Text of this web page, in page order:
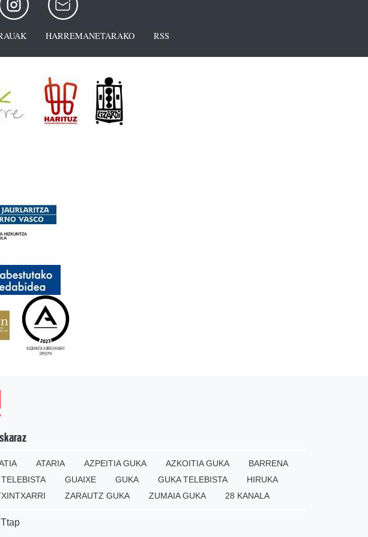
HARREMANETARAKO RSS
ATARIA AZPEITIA GUKA AZKOITIA GUKA
BARRENA
GUAIXE GUKA GUKA TELEBISTA
HIRUKA
ZARAUTZ GUKA ZUMAIA GUKA 28 KANALA
Ttap